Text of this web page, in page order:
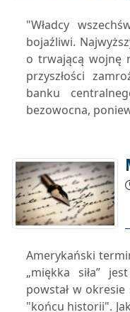
"Władcy
bojaźliwi.
o trwającą wojnę
przyszłości
banku
bezowocna,
Amerykański
„miękka siła”
powstał w
"końcu historii".